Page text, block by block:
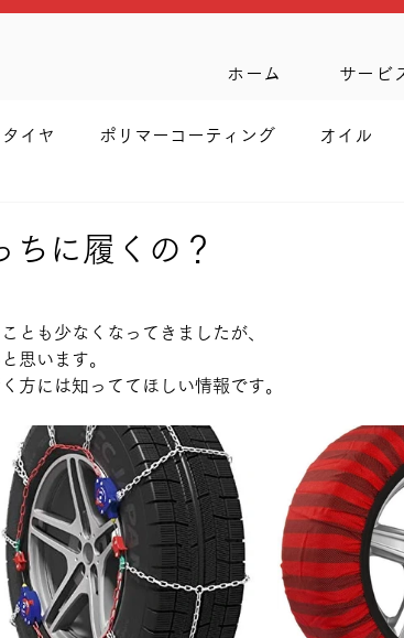
ホーム サービ
タイヤ ポリマーコーティング オイル
ちに履くの？
とも少なくなってきましたが、
思います。
方には知っててほしい情報です。